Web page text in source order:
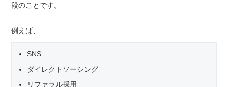
段のことです。
例えば、
SNS
ダイレクトソーシング
リファラル採用